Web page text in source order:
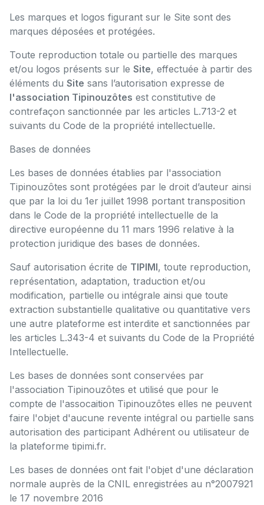
Les marques et logos figurant sur le Site sont des
marques déposées et protégées.
Toute reproduction totale ou partielle des marques
et/ou logos présents sur le Site, effectuée à partir des
éléments du Site sans l’autorisation expresse de
l'association Tipinouzôtes est constitutive de
contrefaçon sanctionnée par les articles L.713-2 et
suivants du Code de la propriété intellectuelle.
Bases de données
Les bases de données établies par l'association
Tipinouzôtes sont protégées par le droit d’auteur ainsi
que par la loi du 1er juillet 1998 portant transposition
dans le Code de la propriété intellectuelle de la
directive européenne du 11 mars 1996 relative à la
protection juridique des bases de données.
Sauf autorisation écrite de TIPIMI, toute reproduction,
représentation, adaptation, traduction et/ou
modification, partielle ou intégrale ainsi que toute
extraction substantielle qualitative ou quantitative vers
une autre plateforme est interdite et sanctionnées par
les articles L.343-4 et suivants du Code de la Propriété
Intellectuelle.
Les bases de données sont conservées par
l'association Tipinouzôtes et utilisé que pour le
compte de l'assocaition Tipinouzôtes elles ne peuvent
faire l'objet d'aucune revente intégral ou partielle sans
autorisation des participant Adhérent ou utilisateur de
la plateforme tipimi.fr.
Les bases de données ont fait l'objet d'une déclaration
normale auprès de la CNIL enregistrées au n°2007921
le 17 novembre 2016